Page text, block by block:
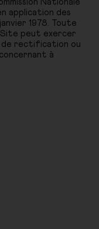
Nationale
application des
1978. Toute
Site peut exercer
de rectification ou
à